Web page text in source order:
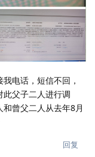
电话，短信不回，
父子二人进行调
曾父二人从去年8月
回复